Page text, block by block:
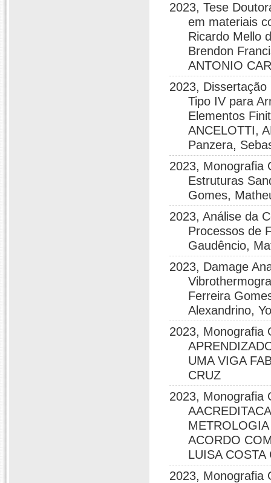
2023, Tese
em materiais
Ricardo Mello
Brendon
ANTONIO
2023,
Tipo IV para
Elementos
ANCELOTTI,
Panzera,
2023, Monografia
Estruturas
Gomes,
2023, Análise da
Processos de
Gaudêncio,
2023, Damage
Ferreira
Alexandrino,
2023, Monografia
UMA VIGA
CRUZ
2023, Monografia
ACORDO
LUISA COSTA
2023, Monografia